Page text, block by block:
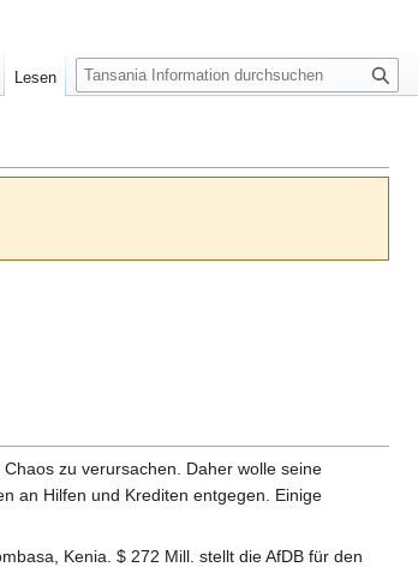
zu verursachen. Daher wolle seine
an Hilfen und Krediten entgegen. Einige
Kenia. $ 272 Mill. stellt die AfDB für den
Lesen
S
u
e